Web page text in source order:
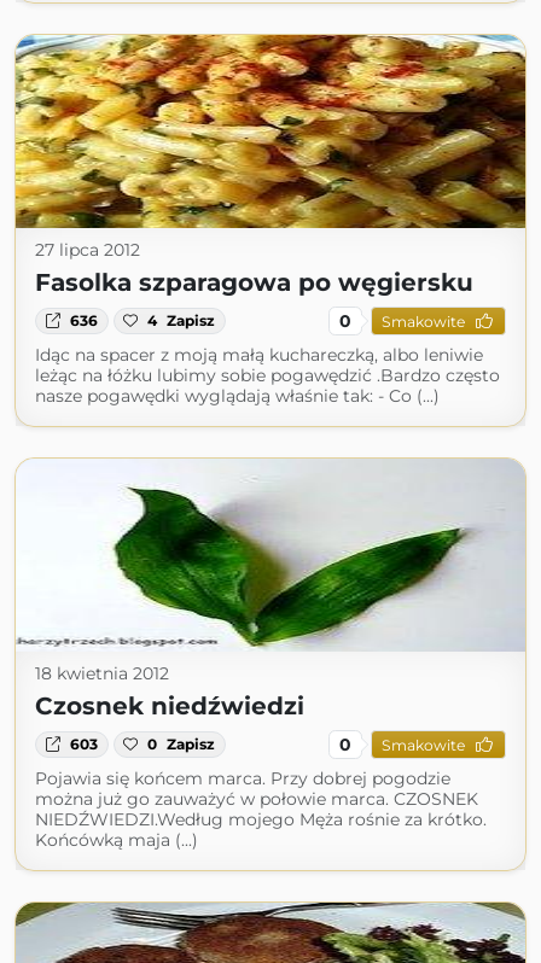
27 lipca 2012
Fasolka szparagowa po węgiersku
636 4 Zapisz 0 Smakowite
Idąc na spacer z moją małą kuchareczką, albo leniwie
leżąc na łóżku lubimy sobie pogawędzić .Bardzo często
nasze pogawędki wyglądają właśnie tak: - Co (...)
18 kwietnia 2012
Czosnek niedźwiedzi
603 0 Zapisz 0 Smakowite
Pojawia się końcem marca. Przy dobrej pogodzie
można już go zauważyć w połowie marca. CZOSNEK
NIEDŹWIEDZI.Według mojego Męża rośnie za krótko.
Końcówką maja (...)